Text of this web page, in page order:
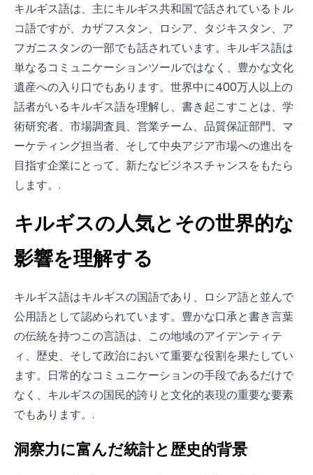
キルギス語は、主にキルギス共和国で話されているトル
コ語ですが、カザフスタン、ロシア、タジキスタン、ア
フガニスタンの一部でも話されています。キルギス語は
単なるコミュニケーションツールではなく、豊かな文化
遺産への入り口でもあります。世界中に400万人以上の
話者がいるキルギス語を理解し、書き起こすことは、学
術研究者、市場調査員、営業チーム、品質保証部門、マ
ーケティング担当者、そして中央アジア市場への進出を
目指す企業にとって、新たなビジネスチャンスをもたら
します。.
キルギスの人気とその世界的な
影響を理解する
キルギス語はキルギスの国語であり、ロシア語と並んで
公用語として認められています。豊かな口承と書き言葉
の伝統を持つこの言語は、この地域のアイデンティテ
ィ、歴史、そして政治において重要な役割を果たしてい
ます。日常的なコミュニケーションの手段であるだけで
なく、キルギスの国民的誇りと文化的表現の重要な要素
でもあります。.
洞察力に富んだ統計と歴史的背景